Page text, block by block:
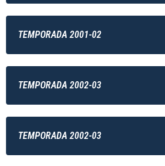
TEMPORADA 2001-02
TEMPORADA 2002-03
TEMPORADA 2002-03